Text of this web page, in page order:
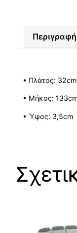
Περιγραφή
• Πλάτος: 32cm
• Μήκος:
• Ύψος: 3,5cm